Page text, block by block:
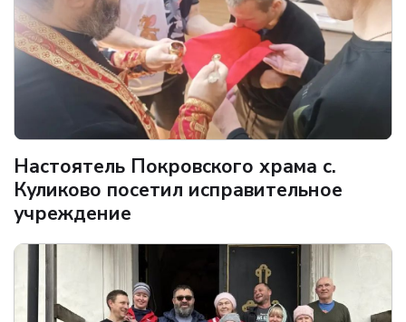
Настоятель Покровского храма с.
Куликово посетил исправительное
учреждение